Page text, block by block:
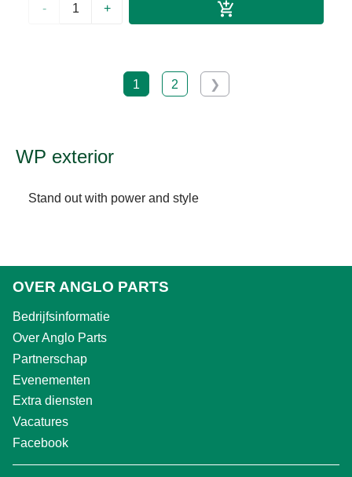
- +
1 2 ❯
WP exterior
Stand out with power and style
OVER ANGLO PARTS
Bedrijfsinformatie
Over Anglo Parts
Partnerschap
Evenementen
Extra diensten
Vacatures
Facebook